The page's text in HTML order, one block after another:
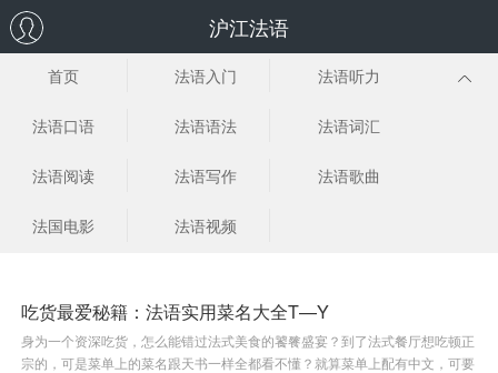
沪江法语
首页 法语入门 法语听力
法语口语 法语语法 法语词汇
法语阅读 法语写作 法语歌曲
法国电影 法语视频
吃货最爱秘籍：法语实用菜名大全T—Y
身为一个资深吃货，怎么能错过法式美食的饕餮盛宴？到了法式餐厅想吃顿正
宗的，可是菜单上的菜名跟天书一样全都看不懂？就算菜单上配有中文，可要